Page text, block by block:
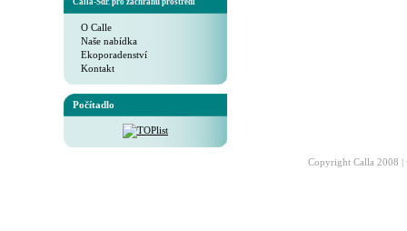
Calla-Sdr. pro záchranu prostředí
O Calle
Naše nabídka
Ekoporadenství
Kontakt
Počítadlo
Copyright Calla 2008 |